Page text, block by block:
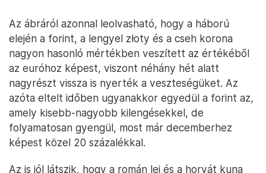
Az ábráról azonnal leolvasható, hogy a háború
elején a forint, a lengyel złoty és a cseh korona
nagyon hasonló mértékben veszített az értékéből
az euróhoz képest, viszont néhány hét alatt
nagyrészt vissza is nyerték a veszteségüket. Az
azóta eltelt időben ugyanakkor egyedül a forint az,
amely kisebb-nagyobb kilengésekkel, de
folyamatosan gyengül, most már decemberhez
képest közel 20 százalékkal.
Az is jól látszik, hogy a román lej és a horvát kuna